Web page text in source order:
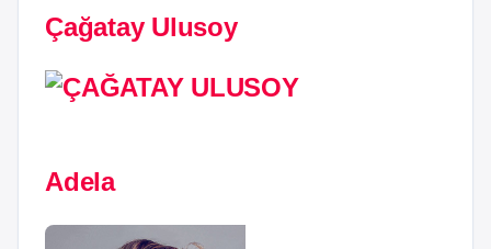
Çağatay Ulusoy
Adela